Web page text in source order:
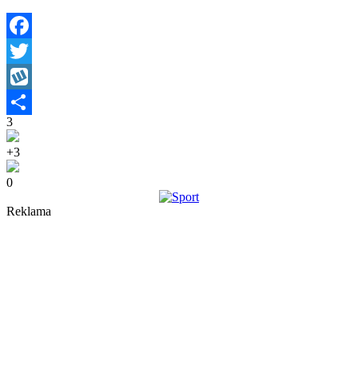
Facebook
Twitter
Wykop
Share
3
+3
0
Reklama